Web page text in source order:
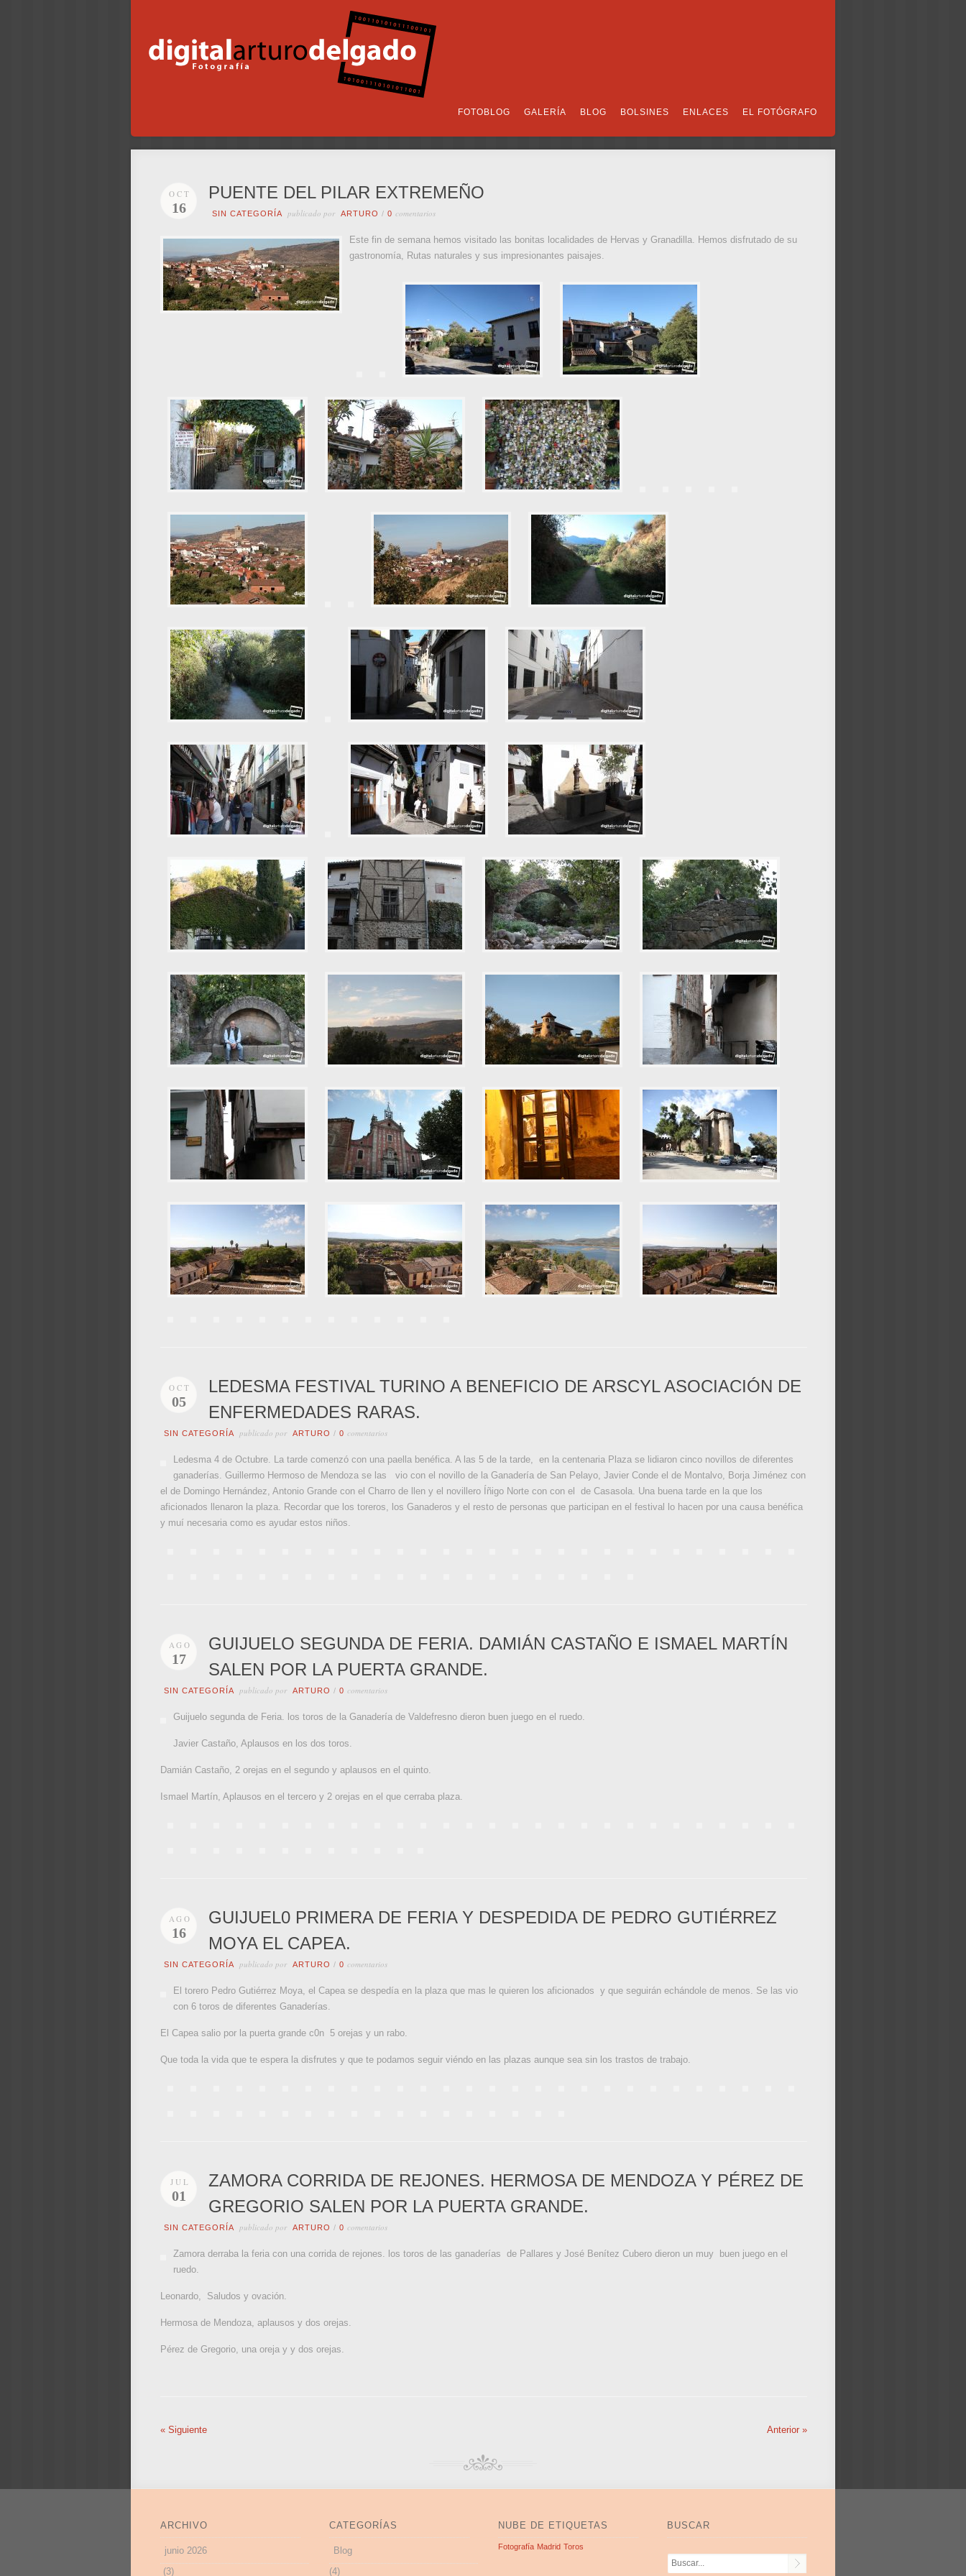
FOTOBLOG GALERÍA BLOG BOLSINES ENLACES EL FOTÓGRAFO
OCT
16
PUENTE DEL PILAR EXTREMEÑO
SIN CATEGORÍA publicado por ARTURO / 0 comentarios
Este fin de semana hemos visitado las bonitas localidades de Hervas y Granadilla. Hemos disfrutado de su
gastronomía, Rutas naturales y sus impresionantes paisajes.
OCT
05
LEDESMA FESTIVAL TURINO A BENEFICIO DE ARSCYL ASOCIACIÓN DE
ENFERMEDADES RARAS.
SIN CATEGORÍA publicado por ARTURO / 0 comentarios
Ledesma 4 de Octubre. La tarde comenzó con una paella benéfica. A las 5 de la tarde, en la centenaria Plaza se lidiaron cinco novillos de diferentes
ganaderías. Guillermo Hermoso de Mendoza se las vio con el novillo de la Ganadería de San Pelayo, Javier Conde el de Montalvo, Borja Jiménez con
el de Domingo Hernández, Antonio Grande con el Charro de llen y el novillero Íñigo Norte con con el de Casasola. Una buena tarde en la que los
aficionados llenaron la plaza. Recordar que los toreros, los Ganaderos y el resto de personas que participan en el festival lo hacen por una causa benéfica
y muí necesaria como es ayudar estos niños.
AGO
17
GUIJUELO SEGUNDA DE FERIA. DAMIÁN CASTAÑO E ISMAEL MARTÍN
SALEN POR LA PUERTA GRANDE.
SIN CATEGORÍA publicado por ARTURO / 0 comentarios
Guijuelo segunda de Feria. los toros de la Ganadería de Valdefresno dieron buen juego en el ruedo.
Javier Castaño, Aplausos en los dos toros.
Damián Castaño, 2 orejas en el segundo y aplausos en el quinto.
Ismael Martín, Aplausos en el tercero y 2 orejas en el que cerraba plaza.
AGO
16
GUIJUEL0 PRIMERA DE FERIA Y DESPEDIDA DE PEDRO GUTIÉRREZ
MOYA EL CAPEA.
SIN CATEGORÍA publicado por ARTURO / 0 comentarios
El torero Pedro Gutiérrez Moya, el Capea se despedía en la plaza que mas le quieren los aficionados y que seguirán echándole de menos. Se las vio
con 6 toros de diferentes Ganaderías.
El Capea salio por la puerta grande c0n 5 orejas y un rabo.
Que toda la vida que te espera la disfrutes y que te podamos seguir viéndo en las plazas aunque sea sin los trastos de trabajo.
JUL
01
ZAMORA CORRIDA DE REJONES. HERMOSA DE MENDOZA Y PÉREZ DE
GREGORIO SALEN POR LA PUERTA GRANDE.
SIN CATEGORÍA publicado por ARTURO / 0 comentarios
Zamora derraba la feria con una corrida de rejones. los toros de las ganaderías de Pallares y José Benítez Cubero dieron un muy buen juego en el
ruedo.
Leonardo, Saludos y ovación.
Hermosa de Mendoza, aplausos y dos orejas.
Pérez de Gregorio, una oreja y y dos orejas.
« Siguiente Anterior »
ARCHIVO
junio 2026
(3)
CATEGORÍAS
Blog
(4)
NUBE DE ETIQUETAS
Fotografía Madrid Toros
BUSCAR